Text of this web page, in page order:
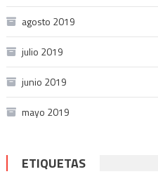
agosto 2019
julio 2019
junio 2019
mayo 2019
ETIQUETAS